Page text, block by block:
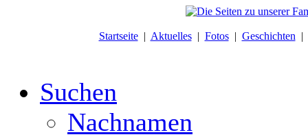
Startseite| Aktuelles| Fotos| Geschichten |
Suchen
Nachnamen